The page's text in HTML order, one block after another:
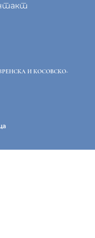
И КОСОВСКО-